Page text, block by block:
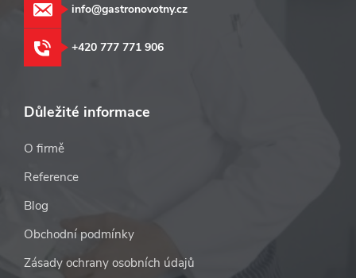
info@gastronovotny.cz
+420 777 771 906
Důležité informace
O firmě
Reference
Blog
Obchodní podmínky
Zásady ochrany osobních údajů